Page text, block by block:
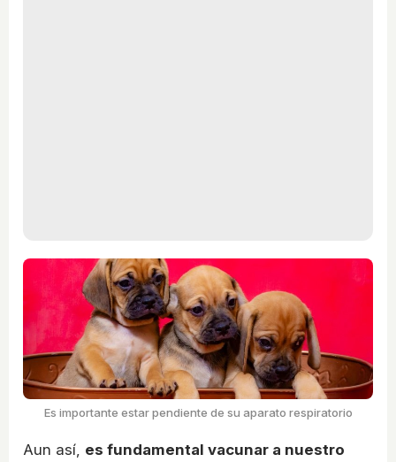
Es importante estar pendiente de su aparato respiratorio
Aun así, es fundamental vacunar a nuestro